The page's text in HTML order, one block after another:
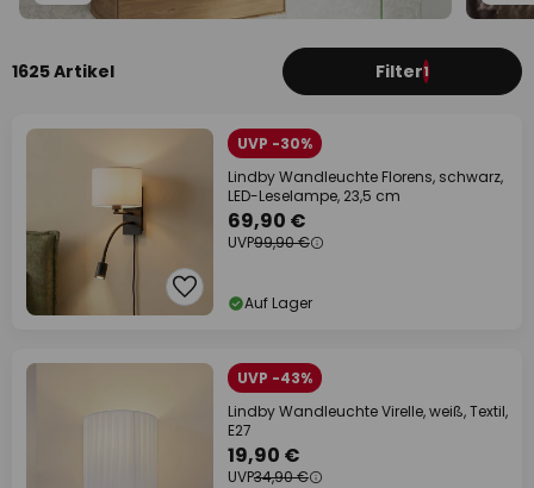
1625 Artikel Filter1
UVP -30%
Lindby Wandleuchte Florens, schwarz,
LED-Leselampe, 23,5 cm
69,90 €
UVP99,90 €
Auf Lager
UVP -43%
Lindby Wandleuchte Virelle, weiß, Textil,
E27
19,90 €
UVP34,90 €